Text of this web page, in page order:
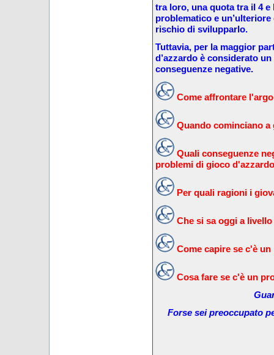
tra loro, una quota tra il 4 e
problematico e
rischio di svilupparlo.
Tuttavia, per la maggior
d’azzardo è considerato
conseguenze negative.
Come affrontare
Quando cominciano a
Quali conseguenze
problemi di gioco
Per quali ragioni i
Che si sa oggi a
Come capire se c'è
Cosa fare se c'è un
Forse sei preoccupato